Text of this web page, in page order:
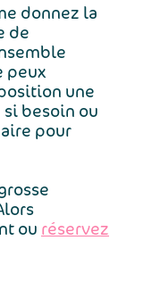
donnez la
de
peux
une
besoin ou
pour
ou réservez